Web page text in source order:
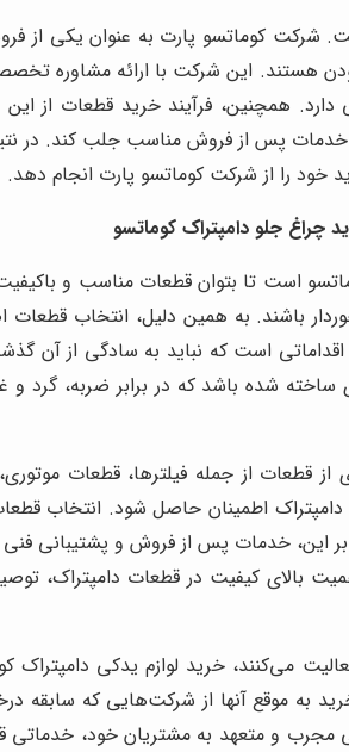
شرکت کوماتسو پارت به عنوان یکی از
این شرکت با ارائه مشاوره
همچنین، فرآیند خرید قطعات از
خدمات پس از فروش مناسب جلب کند. در
خود را از شرکت کوماتسو پارت انجام دهد.
چراغ جلو دامپتراک کوماتسو
است تا بتوان قطعات مناسب و
باشند. به همین دلیل، انتخاب
اقداماتی است که نباید به سادگی از آن
ساخته شده باشد که در برابر ضربه،
قطعات از جمله فیلترها، قطعات
اطمینان حاصل شود. انتخاب
این، خدمات پس از فروش و پشتیبانی
بالای کیفیت در قطعات
می‌کنند، خرید لوازم یدکی دامپتراک
به موقع آنها از شرکت‌هایی که سابقه
و متعهد به مشتریان خود، خدماتی